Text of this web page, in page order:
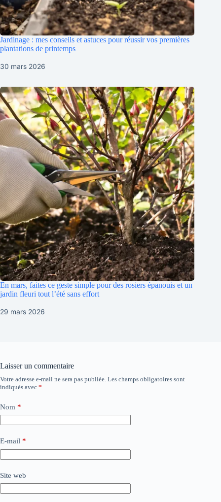
Jardinage : mes conseils et astuces pour réussir vos premières
plantations de printemps
30 mars 2026
En mars, faites ce geste simple pour des rosiers épanouis et un
jardin fleuri tout l’été sans effort
29 mars 2026
Laisser un commentaire
Votre adresse e-mail ne sera pas publiée. Les champs obligatoires sont
indiqués avec *
Nom *
E-mail *
Site web